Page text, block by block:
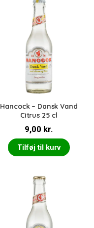
Hancock – Dansk Vand
Citrus 25 cl
9,00 kr.
Tilføj til kurv